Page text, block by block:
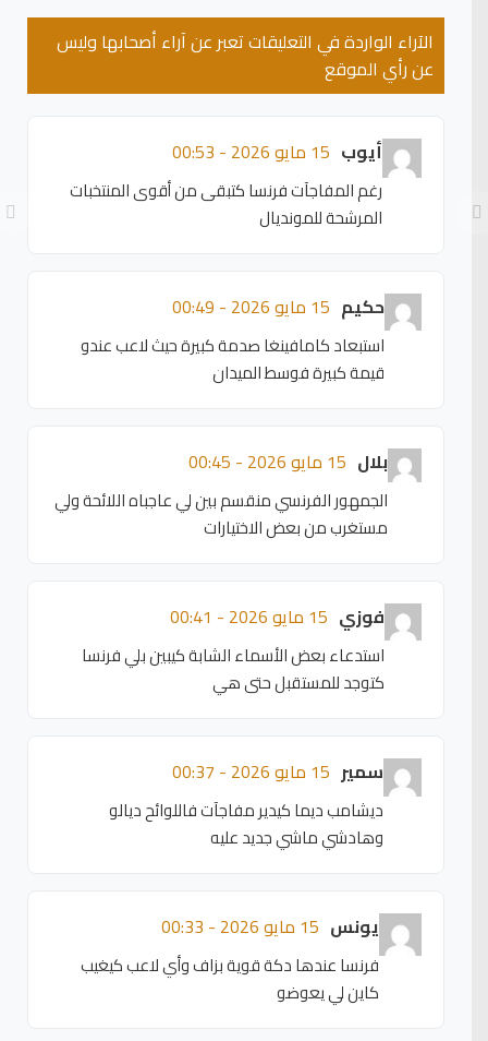
الآراء الواردة في التعليقات تعبر عن آراء أصحابها وليس
عن رأي الموقع
أيوب 15 مايو 2026 - 00:53
رغم المفاجآت فرنسا كتبقى من أقوى المنتخبات
المرشحة للمونديال
حكيم 15 مايو 2026 - 00:49
استبعاد كامافينغا صدمة كبيرة حيث لاعب عندو
قيمة كبيرة فوسط الميدان
بلال 15 مايو 2026 - 00:45
الجمهور الفرنسي منقسم بين لي عاجباه اللائحة ولي
مستغرب من بعض الاختيارات
فوزي 15 مايو 2026 - 00:41
استدعاء بعض الأسماء الشابة كيبين بلي فرنسا
كتوجد للمستقبل حتى هي
سمير 15 مايو 2026 - 00:37
ديشامب ديما كيدير مفاجآت فاللوائح ديالو
وهادشي ماشي جديد عليه
يونس 15 مايو 2026 - 00:33
فرنسا عندها دكة قوية بزاف وأي لاعب كيغيب
كاين لي يعوضو